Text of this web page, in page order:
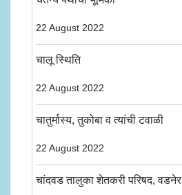
22 August 2022
चालू स्थिति
22 August 2022
चातुर्मास्य, तुकोबा व त्यांची टवाळी
22 August 2022
चांदवड तालुका शेतकरी परिषद, वडनेर